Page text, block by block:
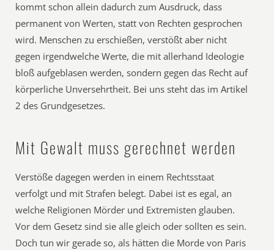
kommt schon allein dadurch zum Ausdruck, dass
permanent von Werten, statt von Rechten gesprochen
wird. Menschen zu erschießen, verstößt aber nicht
gegen irgendwelche Werte, die mit allerhand Ideologie
bloß aufgeblasen werden, sondern gegen das Recht auf
körperliche Unversehrtheit. Bei uns steht das im Artikel
2 des Grundgesetzes.
Mit Gewalt muss gerechnet werden
Verstöße dagegen werden in einem Rechtsstaat
verfolgt und mit Strafen belegt. Dabei ist es egal, an
welche Religionen Mörder und Extremisten glauben.
Vor dem Gesetz sind sie alle gleich oder sollten es sein.
Doch tun wir gerade so, als hätten die Morde von Paris